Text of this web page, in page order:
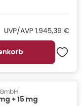
UVP/AVP UVP/AVP :
1.945,39 €
+ 15 mg